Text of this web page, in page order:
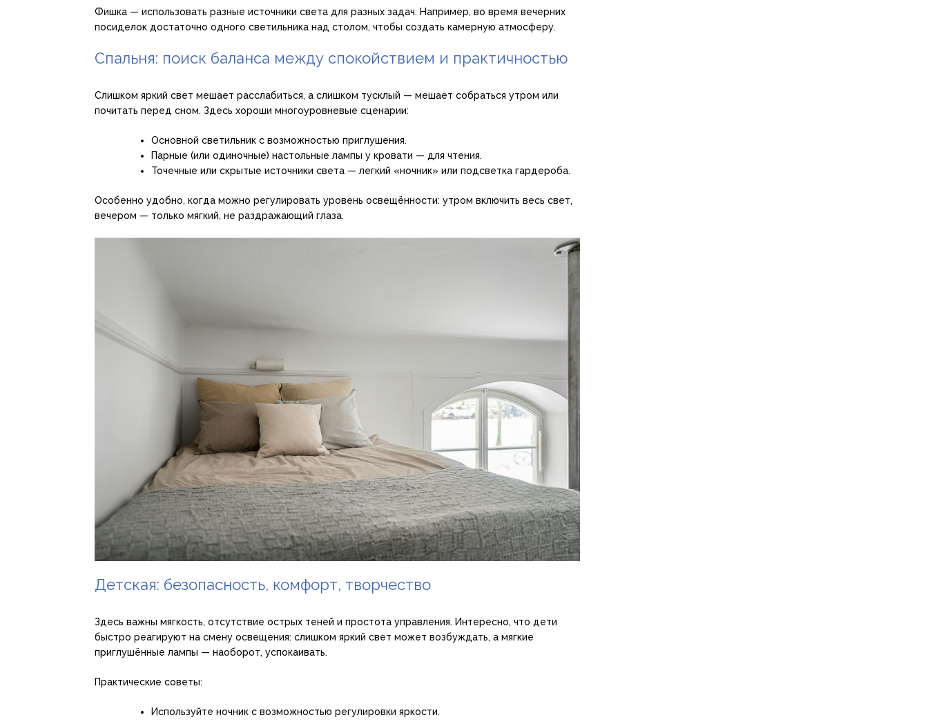
Фишка — использовать разные источники света для разных задач. Например, во время вечерних
посиделок достаточно одного светильника над столом, чтобы создать камерную атмосферу.
Спальня: поиск баланса между спокойствием и практичностью
Слишком яркий свет мешает расслабиться, а слишком тусклый — мешает собраться утром или
почитать перед сном. Здесь хороши многоуровневые сценарии:
Основной светильник с возможностью приглушения.
Парные (или одиночные) настольные лампы у кровати — для чтения.
Точечные или скрытые источники света — легкий «ночник» или подсветка гардероба.
Особенно удобно, когда можно регулировать уровень освещённости: утром включить весь свет,
вечером — только мягкий, не раздражающий глаза.
Детская: безопасность, комфорт, творчество
Здесь важны мягкость, отсутствие острых теней и простота управления. Интересно, что дети
быстро реагируют на смену освещения: слишком яркий свет может возбуждать, а мягкие
приглушённые лампы — наоборот, успокаивать.
Практические советы:
Используйте ночник с возможностью регулировки яркости.